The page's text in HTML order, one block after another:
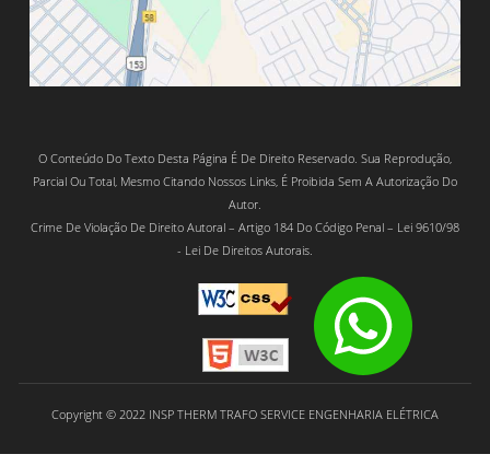
O Conteúdo Do Texto Desta Página É De Direito Reservado. Sua Reprodução,
Parcial Ou Total, Mesmo Citando Nossos Links, É Proibida Sem A Autorização Do
Autor.
Crime De Violação De Direito Autoral – Artigo 184 Do Código Penal – Lei 9610/98
- Lei De Direitos Autorais.
Copyright © 2022 INSP THERM TRAFO SERVICE ENGENHARIA ELÉTRICA